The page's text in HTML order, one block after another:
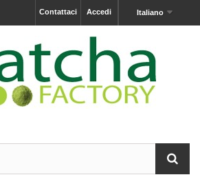
Italiano
Accedi
Contattaci